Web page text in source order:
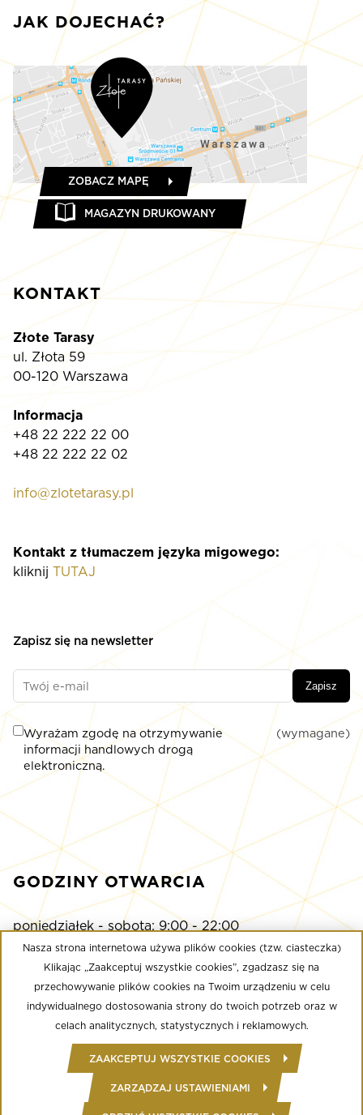
KONTAKT
Złote Tarasy
ul. Złota 59
00-120 Warszawa
Informacja
+48 22 222 22 00
+48 22 222 22 02
info@zlotetarasy.pl
Kontakt z tłumaczem języka migowego:
kliknij TUTAJ
Zapisz się na newsletter
Zapisz
Wyrażam zgodę na otrzymywanie
informacji handlowych drogą
elektroniczną.
(wymagane)
GODZINY OTWARCIA
poniedziałek - sobota: 9:00 - 22:00
niedziela: 9:00 - 21:00
Multikino
poniedziałek - niedziela: 9:00 - do ostatniego seansu
Well Fitness
poniedziałek - niedziela: 24/7
JAK DOJECHAĆ?
ZOBACZ MAPĘ
MAGAZYN DRUKOWANY
Nasza strona internetowa używa plików cookies (tzw. ciasteczka)
Klikając „Zaakceptuj wszystkie cookies”, zgadzasz się na
przechowywanie plików cookies na Twoim urządzeniu w celu
indywidualnego dostosowania strony do twoich potrzeb oraz w
celach analitycznych, statystycznych i reklamowych.
ZAAKCEPTUJ WSZYSTKIE COOKIES
ZARZĄDZAJ USTAWIENIAMI